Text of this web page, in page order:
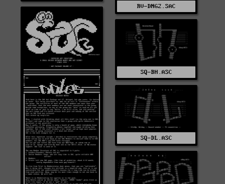
RV-DNG2.SAC
SQ-BH.ASC
SQ-DL.ASC